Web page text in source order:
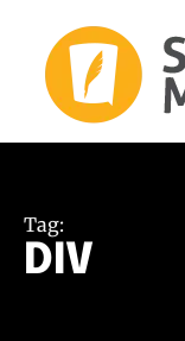
Tag:
DIV